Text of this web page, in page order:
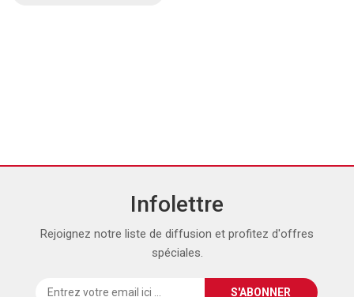
Infolettre
Rejoignez notre liste de diffusion et profitez d'offres
spéciales.